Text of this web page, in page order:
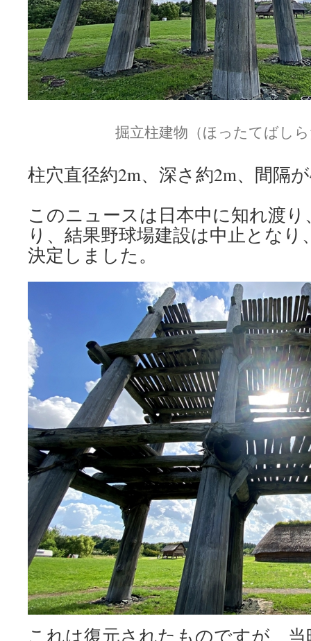
掘立柱建物（ほったてばし
柱穴直径約2m、深さ約2m、間隔
このニュースは日本中に知れ渡
り、結果野球場建設は中止とな
決定しました。
これは復元されたものですが、